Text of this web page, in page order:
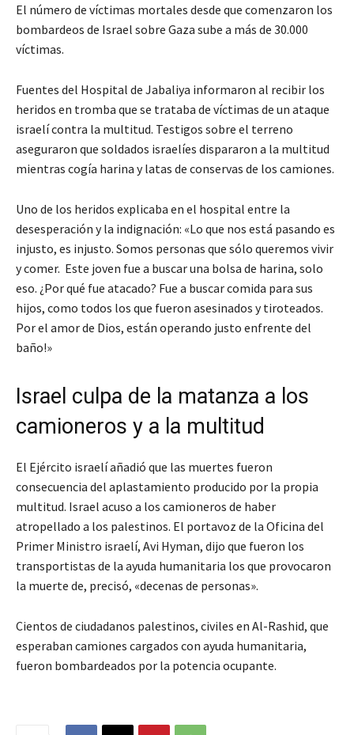
El número de víctimas mortales desde que comenzaron los
bombardeos de Israel sobre Gaza sube a más de 30.000
víctimas.
Fuentes del Hospital de Jabaliya informaron al recibir los
heridos en tromba que se trataba de víctimas de un ataque
israelí contra la multitud. Testigos sobre el terreno
aseguraron que soldados israelíes dispararon a la multitud
mientras cogía harina y latas de conservas de los camiones.
Uno de los heridos explicaba en el hospital entre la
desesperación y la indignación: «Lo que nos está pasando es
injusto, es injusto. Somos personas que sólo queremos vivir
y comer. Este joven fue a buscar una bolsa de harina, solo
eso. ¿Por qué fue atacado? Fue a buscar comida para sus
hijos, como todos los que fueron asesinados y tiroteados.
Por el amor de Dios, están operando justo enfrente del
baño!»
Israel culpa de la matanza a los
camioneros y a la multitud
El Ejército israelí añadió que las muertes fueron
consecuencia del aplastamiento producido por la propia
multitud. Israel acuso a los camioneros de haber
atropellado a los palestinos. El portavoz de la Oficina del
Primer Ministro israelí, Avi Hyman, dijo que fueron los
transportistas de la ayuda humanitaria los que provocaron
la muerte de, precisó, «decenas de personas».
Cientos de ciudadanos palestinos, civiles en Al-Rashid, que
esperaban camiones cargados con ayuda humanitaria,
fueron bombardeados por la potencia ocupante.